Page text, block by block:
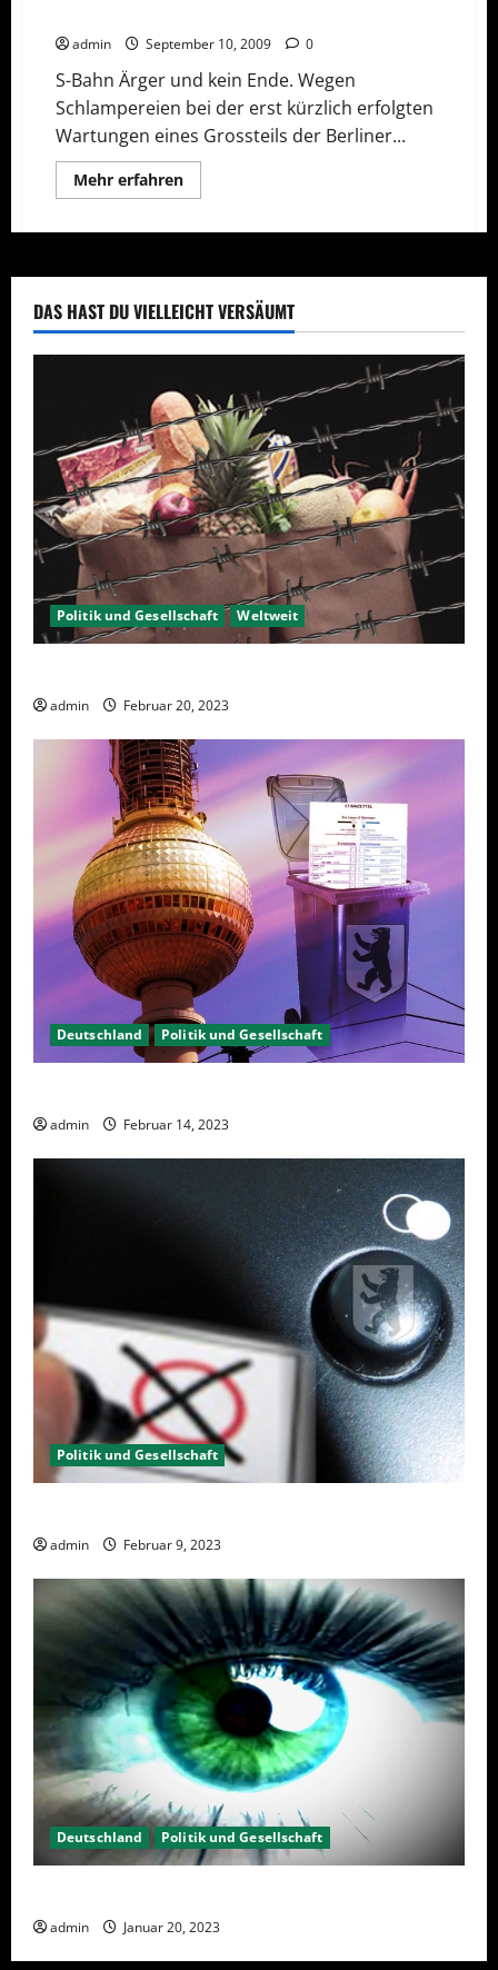
admin September 10, 2009 0
S-Bahn Ärger und kein Ende. Wegen
Schlampereien bei der erst kürzlich erfolgten
Wartungen eines Grossteils der Berliner...
Mehr erfahrenMehr
Informationen
der
S-
Bahn
DAS HAST DU VIELLEICHT VERSÄUMT
Politik und Gesellschaft Weltweit
admin Februar 20, 2023
Deutschland Politik und Gesellschaft
admin Februar 14, 2023
Politik und Gesellschaft
admin Februar 9, 2023
Deutschland Politik und Gesellschaft
admin Januar 20, 2023